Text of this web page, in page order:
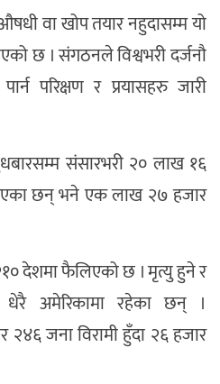
वा खोप तयार नहुदासम्म यो
छ । संगठनले विश्वभरी दर्जनौ
परिक्षण र प्रयासहरु जारी
संसारभरी २० लाख १६
छन् भने एक लाख २७ हजार
देशमा फैलिएको छ । मृत्यु हुने र
अमेरिकामा रहेका छन् ।
जना विरामी हुँदा २६ हजार